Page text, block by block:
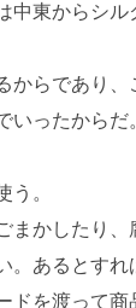
中東からシル
からであり、
ったからだ
。
まかしたり、
。あるとすれ
ドを渡って商